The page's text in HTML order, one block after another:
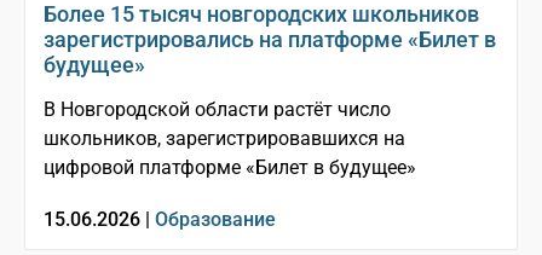
Более 15 тысяч новгородских школьников
зарегистрировались на платформе «Билет в
будущее»
В Новгородской области растёт число
школьников, зарегистрировавшихся на
цифровой платформе «Билет в будущее»
15.06.2026 | Образование